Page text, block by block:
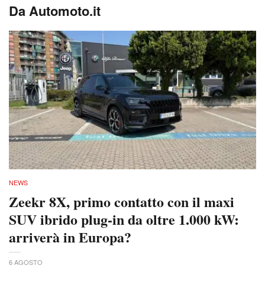
Da Automoto.it
NEWS
Zeekr 8X, primo contatto con il maxi
SUV ibrido plug-in da oltre 1.000 kW:
arriverà in Europa?
6 AGOSTO